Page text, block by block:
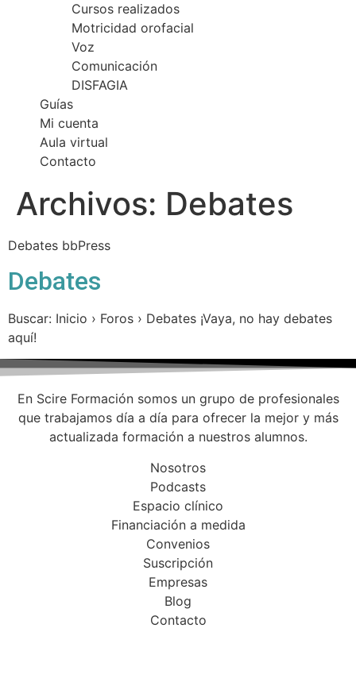
Cursos realizados
Motricidad orofacial
Voz
Comunicación
DISFAGIA
Guías
Mi cuenta
Aula virtual
Contacto
Archivos: Debates
Debates bbPress
Debates
Buscar: Inicio › Foros › Debates ¡Vaya, no hay debates
aquí!
En Scire Formación somos un grupo de profesionales
que trabajamos día a día para ofrecer la mejor y más
actualizada formación a nuestros alumnos.
Nosotros
Podcasts
Espacio clínico
Financiación a medida
Convenios
Suscripción
Empresas
Blog
Contacto